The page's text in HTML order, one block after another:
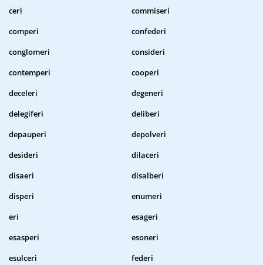
ceri
commiseri
comperi
confederi
conglomeri
consideri
contemperi
cooperi
deceleri
degeneri
delegiferi
deliberi
depauperi
depolveri
desideri
dilaceri
disaeri
disalberi
disperi
enumeri
eri
esageri
esasperi
esoneri
esulceri
federi